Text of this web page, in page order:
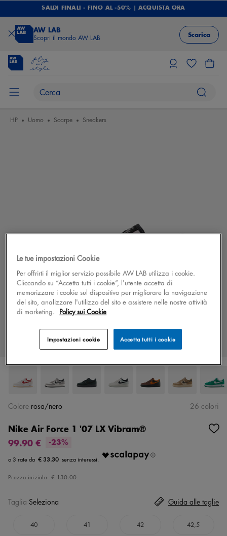
SALDI FINALI - FINO AL -50% | ACQUISTA ORA
AW LAB
Scopri il mondo AW LAB Scarica
HP Uomo Scarpe Sneakers
Nike Air Force 1 '07 LX Vibram®
99.90 €
-23%
€ 33.30
Prezzo iniziale: € 130.00
Colore rosa/nero 26 colori
Taglia Seleziona
40 41 42 42,5
Guida alle taglie
Le tue impostazioni Cookie
Per offrirti il miglior servizio possibile AW LAB utilizza i cookie.
Cliccando su “Accetta tutti i cookie”, l'utente accetta di
memorizzare i cookie sul dispositivo per migliorare la navigazione
del sito, analizzare l'utilizzo del sito e assistere nelle nostre attività
di marketing. Policy sui Cookie
Accetta tutti i cookie
Impostazioni cookie